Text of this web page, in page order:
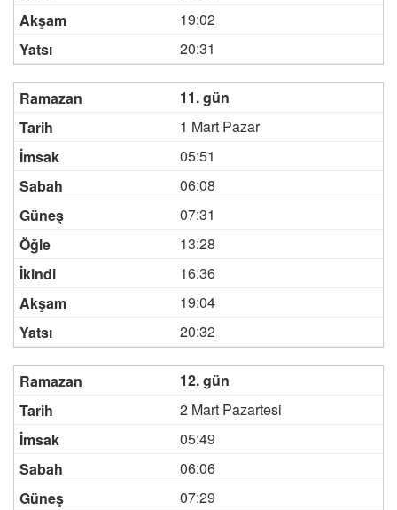
19:02
20:31
11. gün
1 Mart Pazar
05:51
06:08
07:31
13:28
16:36
19:04
20:32
12. gün
2 Mart Pazartesi
05:49
06:06
07:29